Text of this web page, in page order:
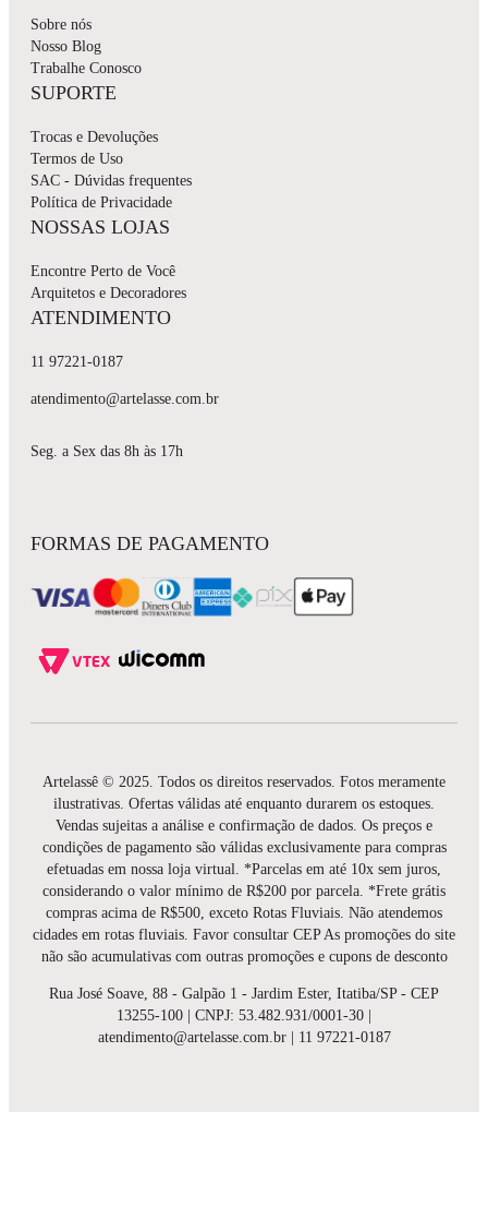
Sobre nós
Nosso Blog
Trabalhe Conosco
SUPORTE
Trocas e Devoluções
Termos de Uso
SAC - Dúvidas frequentes
Política de Privacidade
NOSSAS LOJAS
Encontre Perto de Você
Arquitetos e Decoradores
ATENDIMENTO
11 97221-0187
atendimento@artelasse.com.br
Seg. a Sex das 8h às 17h
FORMAS DE PAGAMENTO
Artelassê © 2025. Todos os direitos reservados. Fotos meramente
ilustrativas. Ofertas válidas até enquanto durarem os estoques.
Vendas sujeitas a análise e confirmação de dados. Os preços e
condições de pagamento são válidas exclusivamente para compras
efetuadas em nossa loja virtual. *Parcelas em até 10x sem juros,
considerando o valor mínimo de R$200 por parcela. *Frete grátis
compras acima de R$500, exceto Rotas Fluviais. Não atendemos
cidades em rotas fluviais. Favor consultar CEP As promoções do site
não são acumulativas com outras promoções e cupons de desconto
Rua José Soave, 88 - Galpão 1 - Jardim Ester, Itatiba/SP - CEP
13255-100 | CNPJ: 53.482.931/0001-30 |
atendimento@artelasse.com.br | 11 97221-0187